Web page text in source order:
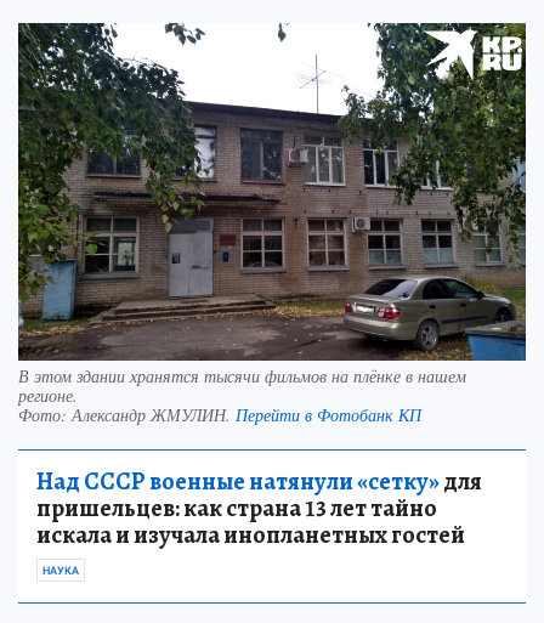
В этом здании хранятся тысячи фильмов на плёнке в нашем
регионе.
Фото:Александр ЖМУЛИН. Перейти в Фотобанк КП
Над СССР военные натянули «сетку»для
пришельцев: как страна 13 лет тайно
искала и изучала инопланетных гостей
НАУКА